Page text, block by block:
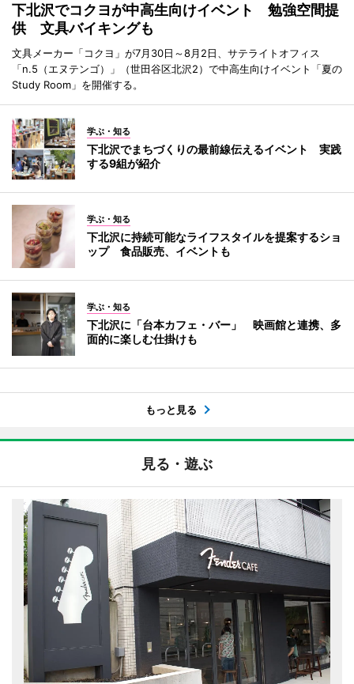
下北沢でコクヨが中高生向けイベント 勉強空間提
供 文具バイキングも
文具メーカー「コクヨ」が7月30日～8月2日、サテライトオフィス
「n.5（エヌテンゴ）」（世田谷区北沢2）で中高生向けイベント「夏の
Study Room」を開催する。
学ぶ・知る
下北沢でまちづくりの最前線伝えるイベント 実践
する9組が紹介
学ぶ・知る
下北沢に持続可能なライフスタイルを提案するショ
ップ 食品販売、イベントも
学ぶ・知る
下北沢に「台本カフェ・バー」 映画館と連携、多
面的に楽しむ仕掛けも
もっと見る
見る・遊ぶ